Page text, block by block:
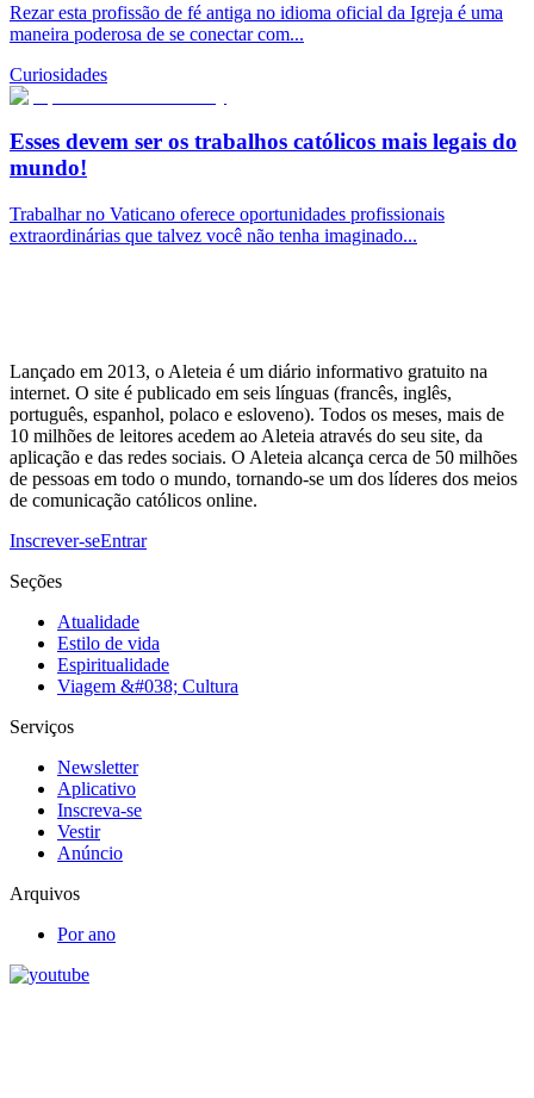
Rezar esta profissão de fé antiga no idioma oficial da Igreja é uma
maneira poderosa de se conectar com...
Curiosidades
Esses devem ser os trabalhos católicos mais legais do
mundo!
Trabalhar no Vaticano oferece oportunidades profissionais
extraordinárias que talvez você não tenha imaginado...
Lançado em 2013, o Aleteia é um diário informativo gratuito na
internet. O site é publicado em seis línguas (francês, inglês,
português, espanhol, polaco e esloveno). Todos os meses, mais de
10 milhões de leitores acedem ao Aleteia através do seu site, da
aplicação e das redes sociais. O Aleteia alcança cerca de 50 milhões
de pessoas em todo o mundo, tornando-se um dos líderes dos meios
de comunicação católicos online.
Inscrever-seEntrar
Seções
Atualidade
Estilo de vida
Espiritualidade
Viagem &#038; Cultura
Serviços
Newsletter
Aplicativo
Inscreva-se
Vestir
Anúncio
Arquivos
Por ano